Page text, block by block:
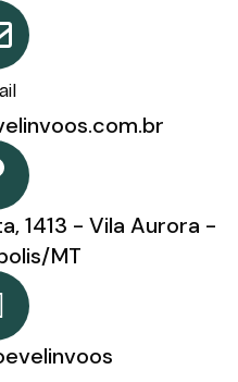
1413 - Vila Aurora -
MT